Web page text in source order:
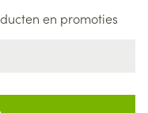
en promoties